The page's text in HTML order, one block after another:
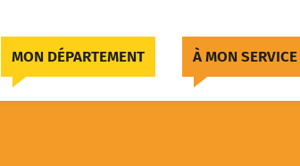
MON DÉPARTEMENT À MON SERVICE